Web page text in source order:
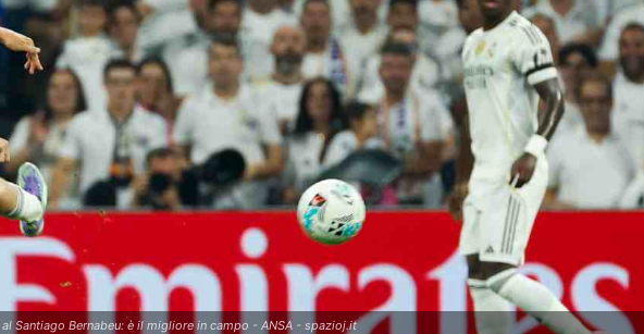
Santiago Bernabeu: è il migliore in campo - ANSA - spazioj.it